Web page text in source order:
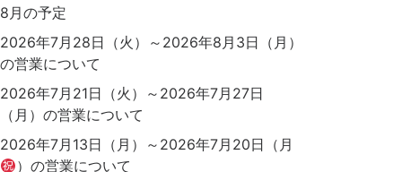
8月の予定
2026年7月28日（火）～2026年8月3日（月）
の営業について
2026年7月21日（火）～2026年7月27日
（月）の営業について
2026年7月13日（月）～2026年7月20日（月
）の営業について